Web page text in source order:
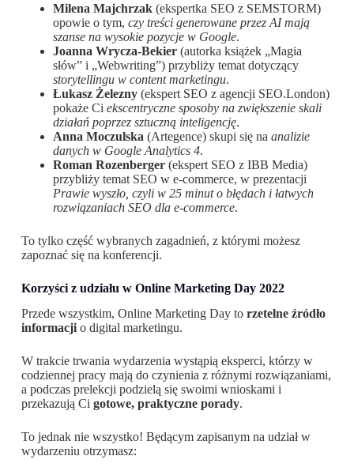
Milena Majchrzak(ekspertka SEO z SEMSTORM)
opowie o tym, czy treści generowane przez AI mają
szanse na wysokie pozycje w Google.
Joanna Wrycza-Bekier(autorka książek „Magia
słów” i „Webwriting”) przybliży temat dotyczący
storytellingu w content marketingu.
Łukasz Żelezny(ekspert SEO z agencji SEO.London)
pokaże Ci ekscentryczne sposoby na zwiększenie skali
działań poprzez sztuczną inteligencję.
Anna Moczulska (Artegence) skupi się na analizie
danych w Google Analytics 4.
Roman Rozenberger(ekspert SEO z IBB Media)
przybliży temat SEO w e-commerce, w prezentacji
Prawie wyszło, czyli w 25 minut o błędach i łatwych
rozwiązaniach SEO dla e-commerce.
To tylko część wybranych zagadnień, z którymi możesz
zapoznać się na konferencji.
Korzyści z udziału w Online Marketing Day 2022
Przede wszystkim, Online Marketing Day to rzetelne źródło
informacji o digital marketingu.
W trakcie trwania wydarzenia wystąpią eksperci, którzy w
codziennej pracy mają do czynienia z różnymi rozwiązaniami,
a podczas prelekcji podzielą się swoimi wnioskami i
przekazują Ci gotowe, praktyczne porady.
To jednak nie wszystko! Będącym zapisanym na udział w
wydarzeniu otrzymasz: